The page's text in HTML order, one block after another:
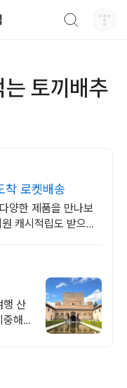
토끼배추
착 로켓배송
양한 제품을 만나보
캐시적립도 받으세
행 산
해